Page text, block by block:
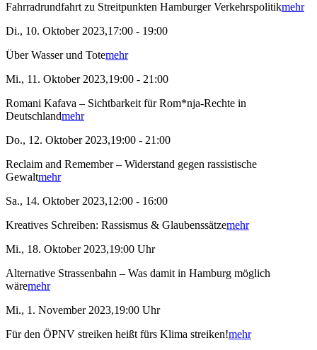
Fahrradrundfahrt zu Streitpunkten Hamburger Verkehrspolitikmehr
Di., 10. Oktober 2023,17:00 - 19:00
Über Wasser und Totemehr
Mi., 11. Oktober 2023,19:00 - 21:00
Romani Kafava – Sichtbarkeit für Rom*nja-Rechte in
Deutschlandmehr
Do., 12. Oktober 2023,19:00 - 21:00
Reclaim and Remember – Widerstand gegen rassistische
Gewaltmehr
Sa., 14. Oktober 2023,12:00 - 16:00
Kreatives Schreiben: Rassismus & Glaubenssätzemehr
Mi., 18. Oktober 2023,19:00 Uhr
Alternative Strassenbahn – Was damit in Hamburg möglich
wäremehr
Mi., 1. November 2023,19:00 Uhr
Für den ÖPNV streiken heißt fürs Klima streiken!mehr